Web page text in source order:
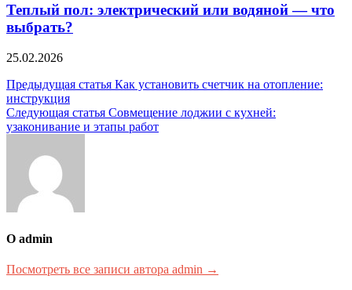
Теплый пол: электрический или водяной — что
выбрать?
25.02.2026
Навигация
по
записям
Предыдущая статья Как установить счетчик на отопление:
инструкция
Следующая статья Совмещение лоджии с кухней:
узаконивание и этапы работ
О admin
Посмотреть все записи автора admin →